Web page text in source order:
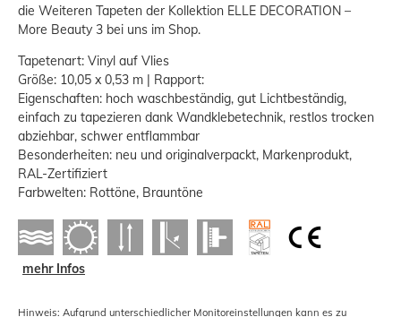
die Weiteren Tapeten der Kollektion ELLE DECORATION –
More Beauty 3 bei uns im Shop.
Tapetenart: Vinyl auf Vlies
Größe: 10,05 x 0,53 m | Rapport:
Eigenschaften: hoch waschbeständig, gut Lichtbeständig,
einfach zu tapezieren dank Wandklebetechnik, restlos trocken
abziehbar, schwer entflammbar
Besonderheiten: neu und originalverpackt, Markenprodukt,
RAL-Zertifiziert
Farbwelten: Rottöne, Brauntöne
mehr Infos
Hinweis: Aufgrund unterschiedlicher Monitoreinstellungen kann es zu